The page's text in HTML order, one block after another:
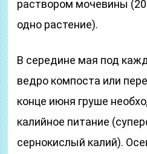
раствором мочевины
одно растение).
В середине мая под
ведро компоста или
конце июня груше
калийное питание
сернокислый калий).